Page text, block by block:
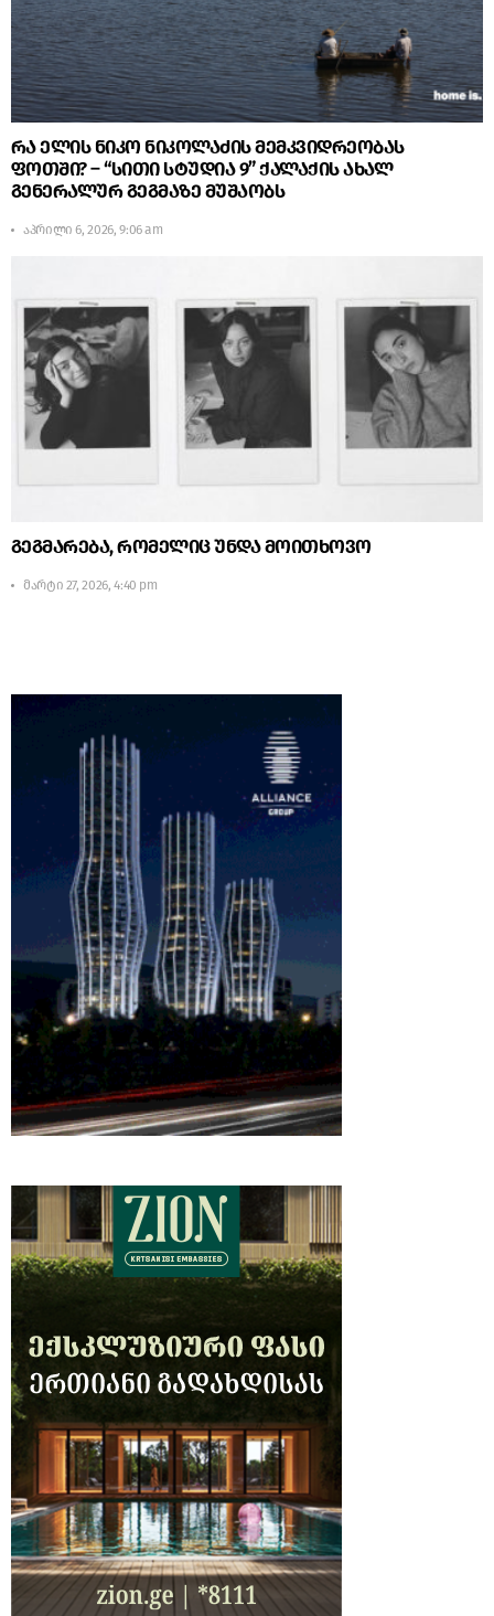
რა ელის ნიკო ნიკოლაძის მემკვიდრეობას
ფოთში? – “სითი სტუდია 9” ქალაქის ახალ
გენერალურ გეგმაზე მუშაობს
აპრილი 6, 2026, 9:06 am
გეგმარება, რომელიც უნდა მოითხოვო
მარტი 27, 2026, 4:40 pm